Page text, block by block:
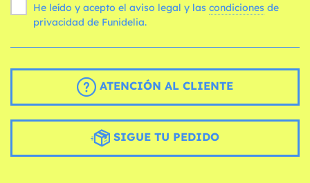
He leído y acepto el aviso legal y las condiciones
privacidad de Funidelia.
ATENCIÓN AL CLIENTE
SIGUE TU PEDIDO